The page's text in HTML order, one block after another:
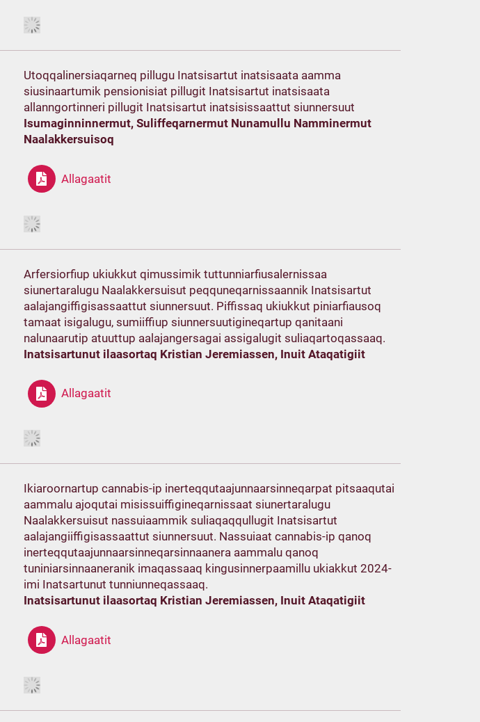
Utoqqalinersiaqarneq pillugu Inatsisartut inatsisaata aamma
siusinaartumik pensionisiat pillugit Inatsisartut inatsisaata
allanngortinneri pillugit Inatsisartut inatsisissaattut siunnersuut
Isumaginninnermut, Suliffeqarnermut Nunamullu Namminermut
Naalakkersuisoq
Allagaatit
Arfersiorfiup ukiukkut qimussimik tuttunniarfiusalernissaa
siunertaralugu Naalakkersuisut peqquneqarnissaannik Inatsisartut
aalajangiffigisassaattut siunnersuut. Piffissaq ukiukkut piniarfiausoq
tamaat isigalugu, sumiiffiup siunnersuutigineqartup qanitaani
nalunaarutip atuuttup aalajangersagai assigalugit suliaqartoqassaaq.
Inatsisartunut ilaasortaq Kristian Jeremiassen, Inuit Ataqatigiit
Allagaatit
Ikiaroornartup cannabis-ip inerteqqutaajunnaarsinneqarpat pitsaaqutai
aammalu ajoqutai misissuiffigineqarnissaat siunertaralugu
Naalakkersuisut nassuiaammik suliaqaqqullugit Inatsisartut
aalajangiiffigisassaattut siunnersuut. Nassuiaat cannabis-ip qanoq
inerteqqutaajunnaarsinneqarsinnaanera aammalu qanoq
tuniniarsinnaaneranik imaqassaaq kingusinnerpaamillu ukiakkut 2024-
imi Inatsartunut tunniunneqassaaq.
Inatsisartunut ilaasortaq Kristian Jeremiassen, Inuit Ataqatigiit
Allagaatit